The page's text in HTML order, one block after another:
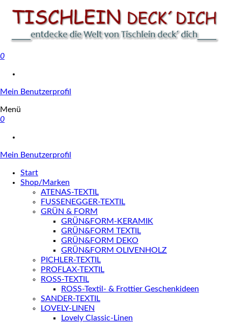
0
Mein Benutzerprofil
Menü
0
Mein Benutzerprofil
Start
Shop/Marken
ATENAS-TEXTIL
FUSSENEGGER-TEXTIL
GRÜN & FORM
GRÜN&FORM-KERAMIK
GRÜN&FORM TEXTIL
GRÜN&FORM DEKO
GRÜN&FORM OLIVENHOLZ
PICHLER-TEXTIL
PROFLAX-TEXTIL
ROSS-TEXTIL
ROSS-Textil- & Frottier Geschenkideen
SANDER-TEXTIL
LOVELY-LINEN
Lovely Classic-Linen